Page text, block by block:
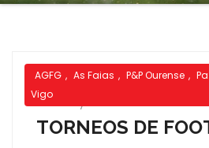
AGFG , As Faias , P&P Ourense ,
Vigo
5 Feb by Administrador
TORNEOS DE